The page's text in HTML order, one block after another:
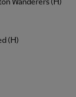
Wanderers (H)
(H)